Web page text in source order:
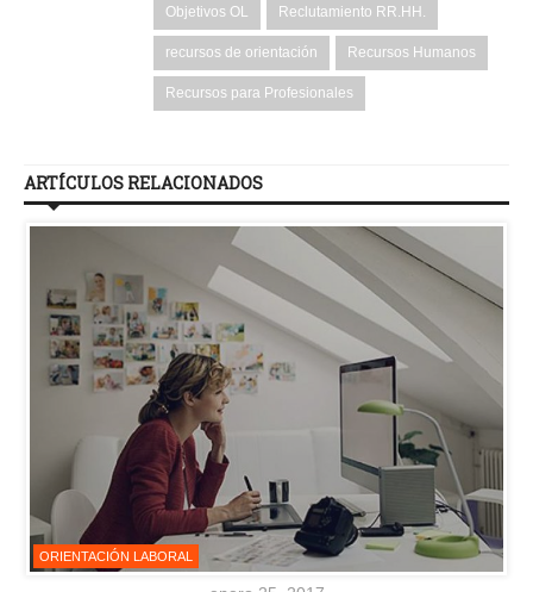
Objetivos OL Reclutamiento RR.HH.
recursos de orientación Recursos Humanos
Recursos para Profesionales
ARTÍCULOS RELACIONADOS
ORIENTACIÓN LABORAL